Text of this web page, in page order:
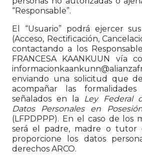
“Responsable”.
El “Usuario” podrá ejercer
(Acceso, Rectificación,
contactando a los
FRANCESA KAANKUUN vía
enviando una solicitud que
acompañar las
señalados en la Ley Federal
Datos Personales en
(LFPDPPP). En el caso de los
será el padre, madre o
proporcione los datos
derechos ARCO.